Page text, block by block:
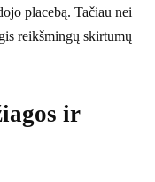
placebą. Tačiau nei
reikšmingų skirtumų
ir